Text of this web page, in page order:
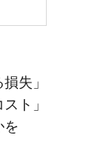
失」
ト」
を​